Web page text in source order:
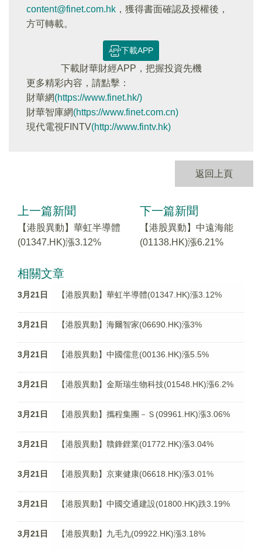
content@finet.com.hk ，獲得書面確認及授權後，
方可轉載。
下載APP
下載財華財經APP，把握投資先機
更多精彩内容，請點擊：
財華網(https://www.finet.hk/)
財華智庫網(https://www.finet.com.cn)
現代電視FINTV(http://www.fintv.hk)
返回上頁
上一篇新聞
【港股異動】華虹半導體
(01347.HK)漲3.12%
下一篇新聞
【港股異動】中遠海能
(01138.HK)漲6.21%
相關文章
3月21日 【港股異動】華虹半導體(01347.HK)漲3.12%
3月21日 【港股異動】海爾智家(06690.HK)漲3%
3月21日 【港股異動】中國儒意(00136.HK)漲5.5%
3月21日 【港股異動】金斯瑞生物科技(01548.HK)漲6.2%
3月21日 【港股異動】攜程集團－Ｓ(09961.HK)漲3.06%
3月21日 【港股異動】贛鋒鋰業(01772.HK)漲3.04%
3月21日 【港股異動】京東健康(06618.HK)漲3.01%
3月21日 【港股異動】中國交通建設(01800.HK)跌3.19%
3月21日 【港股異動】九毛九(09922.HK)漲3.18%